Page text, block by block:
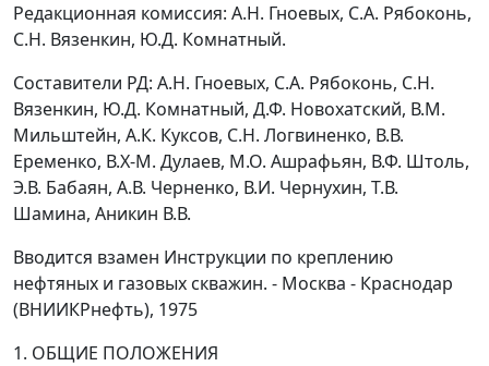
Редакционная комиссия: А.Н. Гноевых, С.А. Рябоконь,
С.Н. Вязенкин, Ю.Д. Комнатный.
Составители РД: А.Н. Гноевых, С.А. Рябоконь, С.Н.
Вязенкин, Ю.Д. Комнатный, Д.Ф. Новохатский, В.М.
Мильштейн, А.К. Куксов, С.Н. Логвиненко, В.В.
Еременко, В.Х-М. Дулаев, М.О. Ашрафьян, В.Ф. Штоль,
Э.В. Бабаян, А.В. Черненко, В.И. Чернухин, Т.В.
Шамина, Аникин В.В.
Вводится взамен Инструкции по креплению
нефтяных и газовых скважин. - Москва - Краснодар
(ВНИИКРнефть), 1975
1. ОБЩИЕ ПОЛОЖЕНИЯ